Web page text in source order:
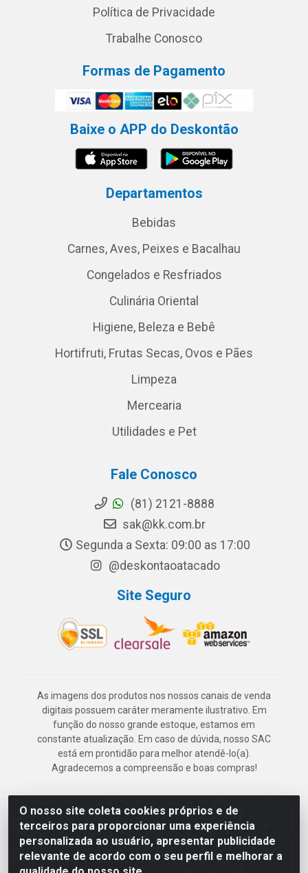
O nosso site coleta cookies próprios e de
terceiros para proporcionar uma experiência
personalizada ao usuário, apresentar publicidade
relevante de acordo com o seu perfil e melhorar a
Política de Privacidade
Trabalhe Conosco
Formas de Pagamento
Baixe o APP do Deskontão
Departamentos
Bebidas
Carnes, Aves, Peixes e Bacalhau
Congelados e Resfriados
Culinária Oriental
Higiene, Beleza e Bebê
Hortifruti, Frutas Secas, Ovos e Pães
Limpeza
Mercearia
Utilidades e Pet
Fale Conosco
(81) 2121-8888
sak@kk.com.br
Segunda a Sexta: 09:00 as 17:00
@deskontaoatacado
Site Seguro
As imagens dos produtos nos nossos canais de venda
digitais possuem caráter meramente ilustrativo. Em
função do nosso grande estoque, estamos em
constante atualização. Em caso de dúvida, nosso SAC
está em prontidão para melhor atendê-lo(a).
Agradecemos a compreensão e boas compras!
Deskontão Atacado - Av. Marechal Mascarenhas de Morais, 2471 -
Imbiribeira - Recife/PE - CEP 51.150-001 - CNPJ 24.150.377/0003-
57